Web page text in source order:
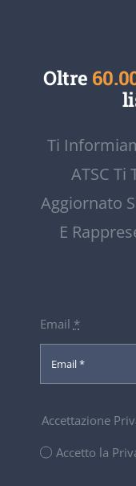
Oltre
Ti
ATSC
Aggiornato
E
Email *
Accettazione
Accetto la